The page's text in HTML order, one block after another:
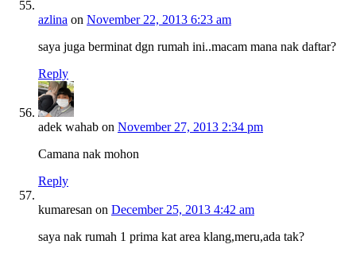
azlina on November 22, 2013 6:23 am
saya juga berminat dgn rumah ini..macam mana nak daftar?
Reply
adek wahab on November 27, 2013 2:34 pm
Camana nak mohon
Reply
kumaresan on December 25, 2013 4:42 am
saya nak rumah 1 prima kat area klang,meru,ada tak?